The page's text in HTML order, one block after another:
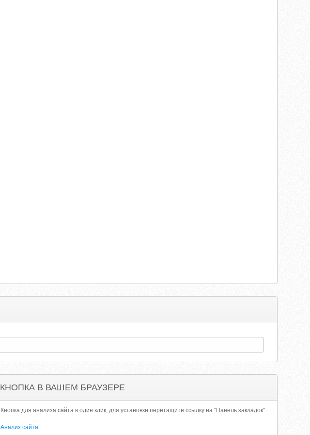
КНОПКА В ВАШЕМ БРАУЗЕРЕ
Кнопка для анализа сайта в один клик, для установки перетащите ссылку на "Панель закладок"
Анализ сайта